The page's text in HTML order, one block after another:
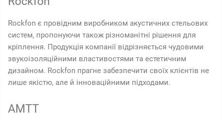
Rockfon є провідним виробником акустичних стельових
систем, пропонуючи також різноманітні рішення для
кріплення. Продукція компанії відрізняється чудовими
звукоізоляційними властивостями та естетичним
дизайном. Rockfon прагне забезпечити своїх клієнтів не
лише якістю, але й інноваційними підходами.
AMTT